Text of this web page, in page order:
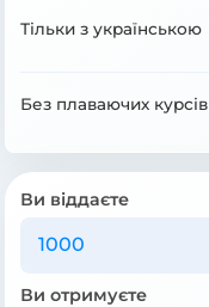
Тільки з українською
Без плаваючих курсів
Ви віддаєте
Ви отримуєте